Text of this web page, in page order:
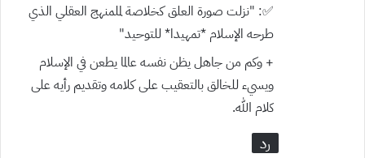
✅️: “نزلت صورة العلق كخلاصة لملمنهج العقلي الذي
طرحه الإسلام *تمهيدا* للتوحيد”
+ وكم من جاهل يظن نفسه عالما يطعن في الإسلام
ويسيء للخالق بالتعقيب على كلامه وتقديم رأيه على
كلام الله.
رد